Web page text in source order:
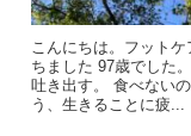
こんにちは。フット
ちました 97歳でした
吐き出す。 食べない
う、生きることに疲...